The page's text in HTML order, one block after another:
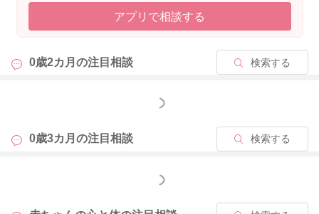
アプリで相談する
0歳2カ月の注目相談 検索する
もっと見る
0歳3カ月の注目相談 検索する
もっと見る